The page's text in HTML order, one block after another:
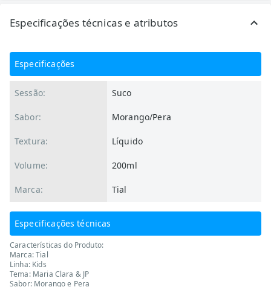
Especificações técnicas e atributos
Especificações
Sessão: Suco
Sabor: Morango/Pera
Textura: Líquido
Volume: 200ml
Marca: Tial
Especificações técnicas
Características do Produto:
Marca: Tial
Linha: Kids
Tema: Maria Clara & JP
Sabor: Morango e Pera